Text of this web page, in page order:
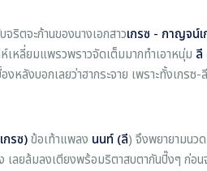
ริตจะก้านของนางเอกสาวเกรซ - กาญจน์เ
เหลี่ยมแพรวพราวจัดเต็มมากทำเอาหนุ่ม ลี
งหลังบอกเลยว่าฮากระจาย เพราะทั้งเกร
กรซ)ข้อเท้าแพลง นนท์ (ลี) จึงพยายามนว
ลยล้มลงเตียงพร้อมริตาสบตากันปิ๊งๆ ก่อน